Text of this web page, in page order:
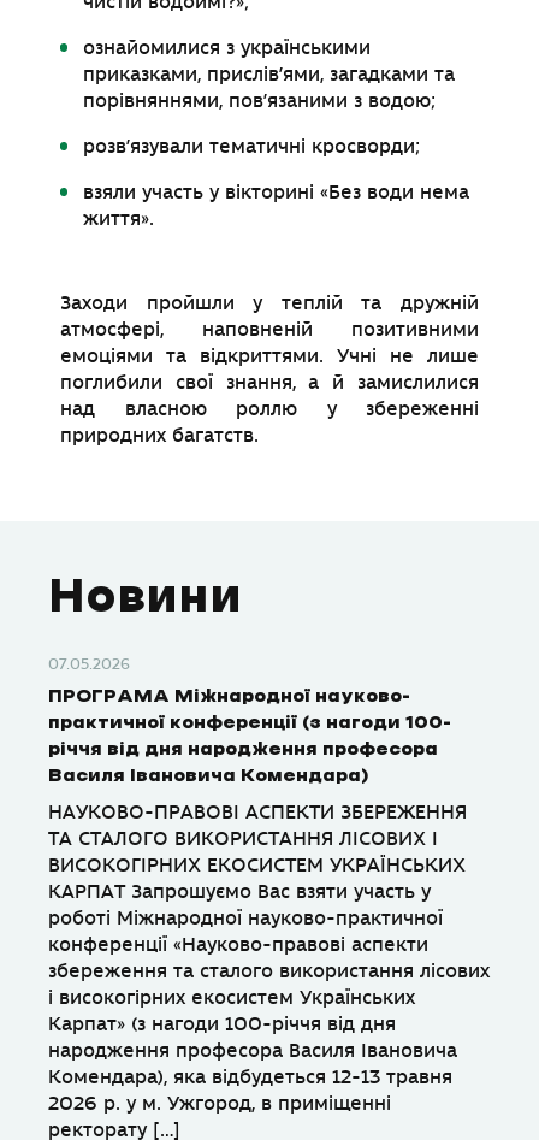
ознайомилися з українськими
приказками, прислів’ями, загадками та
порівняннями, пов’язаними з водою;
розв’язували тематичні кросворди;
взяли участь у вікторині «Без води нема
життя».
Заходи пройшли у теплій та дружній
атмосфері, наповненій позитивними
емоціями та відкриттями. Учні не лише
поглибили свої знання, а й замислилися
над власною роллю у збереженні
природних багатств.
Новини
07.05.2026
ПРОГРАМА Міжнародної науково-
практичної конференції (з нагоди 100-
річчя від дня народження професора
Василя Івановича Комендара)
НАУКОВО-ПРАВОВІ АСПЕКТИ ЗБЕРЕЖЕННЯ
ТА СТАЛОГО ВИКОРИСТАННЯ ЛІСОВИХ І
ВИСОКОГІРНИХ ЕКОСИСТЕМ УКРАЇНСЬКИХ
КАРПАТ Запрошуємо Вас взяти участь у
роботі Міжнародної науково-практичної
конференції «Науково-правові аспекти
збереження та сталого використання лісових
і високогірних екосистем Українських
Карпат» (з нагоди 100-річчя від дня
народження професора Василя Івановича
Комендара), яка відбудеться 12-13 травня
2026 р. у м. Ужгород, в приміщенні
ректорату […]